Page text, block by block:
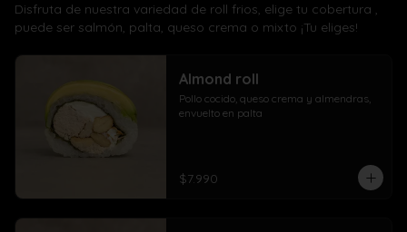
envuelto en queso
10 Camarón, cebollín, queso crema
Disfruta de nuestra variedad de roll frios, elige tu cobertura ,
puede ser salmón, palta, queso crema o mixto ¡Tu eliges!
Almond roll
Pollo cocido, queso crema y almendras,
envuelto en palta
$7.990